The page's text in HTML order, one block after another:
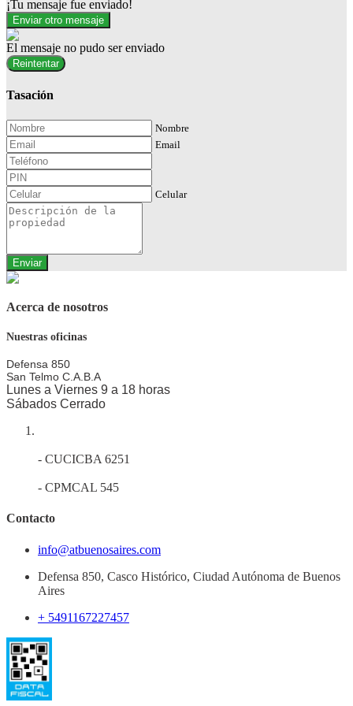
¡Tu mensaje fue enviado!
Enviar otro mensaje
El mensaje no pudo ser enviado
Reintentar
Tasación
Nombre
Email
Celular
Enviar
Acerca de nosotros
Nuestras oficinas
Defensa 850
San Telmo C.A.B.A
Lunes a Viernes 9 a 18 horas
Sábados Cerrado
- CUCICBA 6251
- CPMCAL 545
Contacto
info@atbuenosaires.com
Defensa 850, Casco Histórico, Ciudad Autónoma de Buenos
Aires
+ 5491167227457